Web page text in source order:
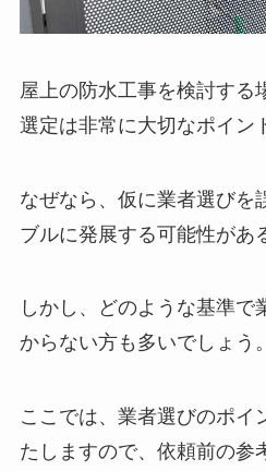
屋上の防水工事を検討する
選定は非常に大切なポイン
なぜなら、仮に業者選びを
ブルに発展する可能性があ
しかし、どのような基準で
からない方も多いでしょう。
ここでは、業者選びのポイ
たしますので、依頼前の参